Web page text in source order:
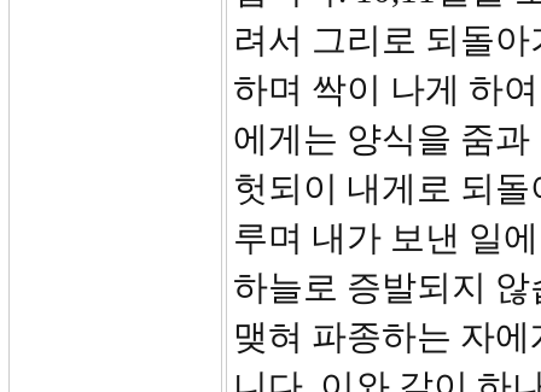
려서 그리로 되돌
하며 싹이 나게 하
에게는 양식을 줌
헛되이 내게로 되
루며 내가 보낸 일
하늘로 증발되지
맺혀 파종하는 자